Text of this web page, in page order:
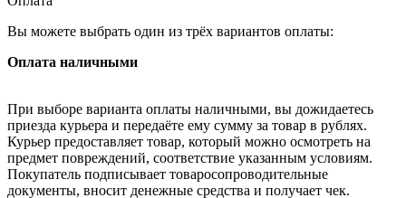
Вы можете выбрать один из трёх вариантов оплаты:
Оплата наличными
При выборе варианта оплаты наличными, вы дожидаетесь
приезда курьера и передаёте ему сумму за товар в рублях.
Курьер предоставляет товар, который можно осмотреть на
предмет повреждений, соответствие указанным условиям.
Покупатель подписывает товаросопроводительные
документы, вносит денежные средства и получает чек.